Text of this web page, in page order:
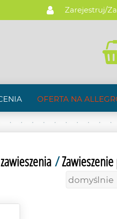
Zarejestruj/
OFERTA NA
/